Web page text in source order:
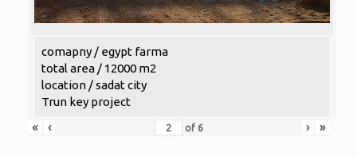
comapny / egypt farma
total area / 12000 m2
location / sadat city
Trun key project
«
‹ of 6 › »